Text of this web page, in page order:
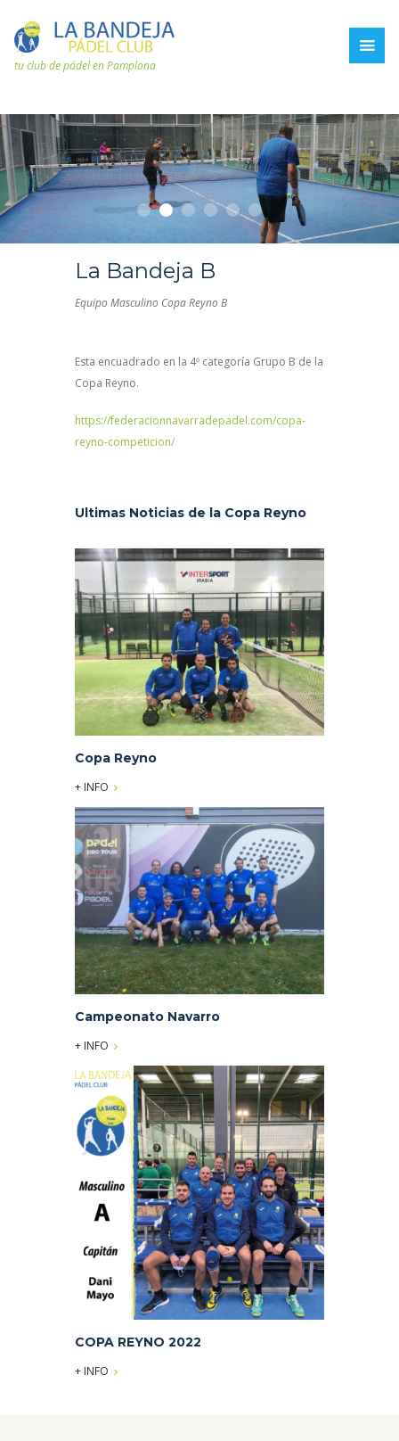
tu club de pádel en Pamplona
La Bandeja B
Equipo Masculino Copa Reyno B
Esta encuadrado en la 4º categoría Grupo B de la
Copa Reyno.
https://federacionnavarradepadel.com/copa-
reyno-competicion/
Ultimas Noticias de la Copa Reyno
Copa Reyno
+ INFO
Campeonato Navarro
+ INFO
COPA REYNO 2022
+ INFO